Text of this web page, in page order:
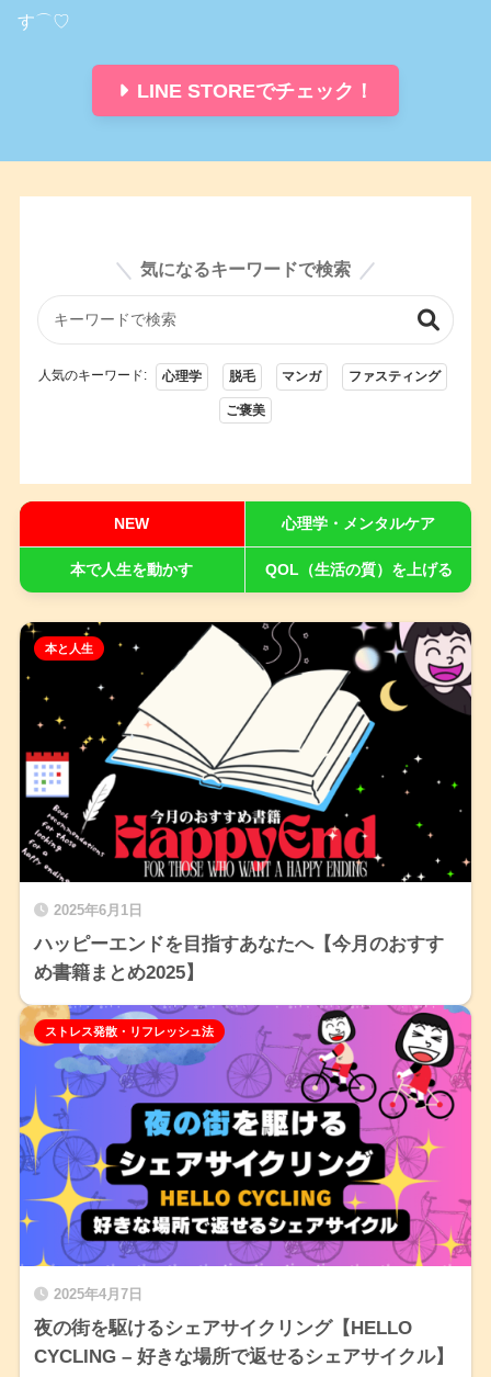
す⌒♡
LINE STOREでチェック！
気になるキーワードで検索
人気のキーワード: 心理学 脱毛 マンガ ファスティング
ご褒美
NEW 心理学・メンタルケア
本で人生を動かす QOL（生活の質）を上げる
2025年6月1日
ハッピーエンドを目指すあなたへ【今月のおすす
め書籍まとめ2025】
本と人生
2025年4月7日
夜の街を駆けるシェアサイクリング【HELLO
CYCLING – 好きな場所で返せるシェアサイクル】
ストレス発散・リフレッシュ法